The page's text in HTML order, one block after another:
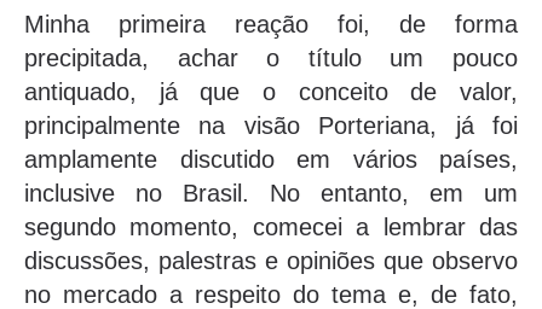
Minha primeira reação foi, de forma
precipitada, achar o título um pouco
antiquado, já que o conceito de valor,
principalmente na visão Porteriana, já foi
amplamente discutido em vários países,
inclusive no Brasil. No entanto, em um
segundo momento, comecei a lembrar das
discussões, palestras e opiniões que observo
no mercado a respeito do tema e, de fato,